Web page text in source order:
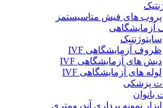
پروب های فیش متاسیستمز
سایتوژنتیک
ظروف آزمایشگاهی IVF
دیش های آزمایشگاهی IVF
لوله های آزمایشگاهی IVF
پزشکی
بانوان
ابزار نمونه برداری آندرومتری